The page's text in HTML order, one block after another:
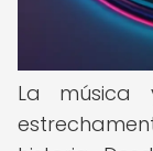
La música